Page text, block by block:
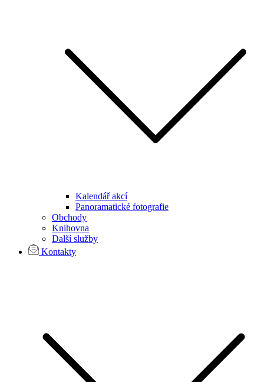
Kalendář akcí
Panoramatické fotografie
Obchody
Knihovna
Další služby
Kontakty